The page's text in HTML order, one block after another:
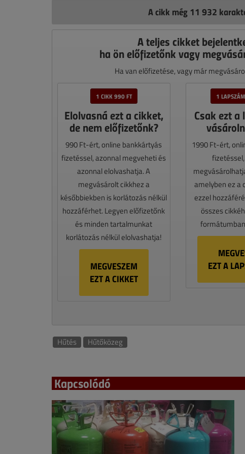
A cikk még 11 932
A teljes cikket
ha ön előfizetőnk vagy
Ha van előfizetése, vagy már
1 CIKK 990 FT
Elolvasná ezt a cikket,
de nem előfizetőnk?
990 Ft-ért, online bankkártyás
fizetéssel, azonnal megveheti és
azonnal elolvashatja. A
megvásárolt cikkhez a
későbbiekben is korlátozás nélkül
hozzáférhet. Legyen előfizetőnk
és minden tartalmunkat
korlátozás nélkül elolvashatja!
MEGVESZEM
EZT A CIKKET
1
Csak ezt
1990 Ft-ért,
amelyben ez a
ezzel
összes
EZT A
Hűtés Hűtőközeg
Kapcsolódó